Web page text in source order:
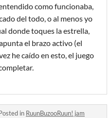
como funcionaba,
del todo, o al menos yo
donde toques la estrella,
el brazo activo (el
he caído en esto, el juego
in RuunBuzooRuun! jam